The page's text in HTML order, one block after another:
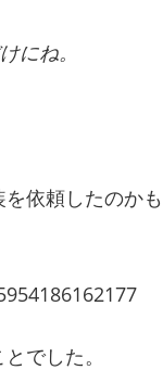
にね。
依頼したのかも
でした。